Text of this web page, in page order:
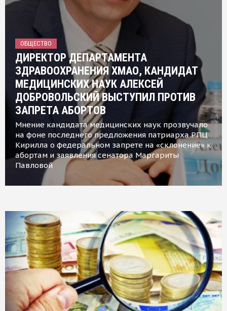
ОБЩЕСТВО
ДИРЕКТОР ДЕПАРТАМЕНТА
ЗДРАВООХРАНЕНИЯ ХМАО, КАНДИДАТ
МЕДИЦИНСКИХ НАУК АЛЕКСЕЙ
ДОБРОВОЛЬСКИЙ ВЫСТУПИЛ ПРОТИВ
ЗАПРЕТА АБОРТОВ
Мнение кандидата медицинских наук прозвучало
на фоне последнего предложения патриарха РПЦ
Кирилла о федеральном запрете на «склонение» к
абортам и заявления сенатора Маргариты
Павловой